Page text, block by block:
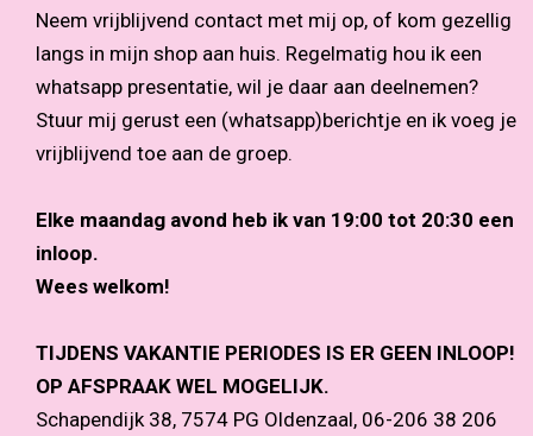
Neem vrijblijvend contact met mij op, of kom gezellig
langs in mijn shop aan huis. Regelmatig hou ik een
whatsapp presentatie, wil je daar aan deelnemen?
Stuur mij gerust een (whatsapp)berichtje en ik voeg je
vrijblijvend toe aan de groep.
Elke maandag avond heb ik van 19:00 tot 20:30 een
inloop.
Wees welkom!
TIJDENS VAKANTIE PERIODES IS ER GEEN INLOOP!
OP AFSPRAAK WEL MOGELIJK.
Schapendijk 38, 7574 PG Oldenzaal, 06-206 38 206